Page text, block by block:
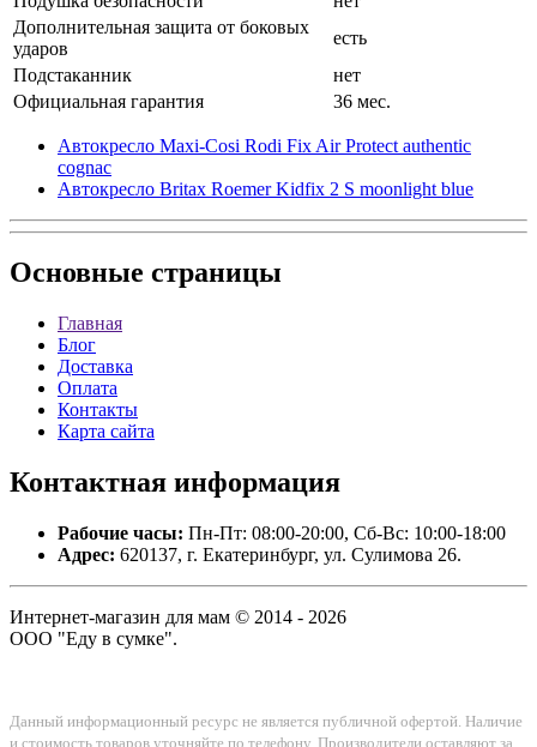
Дополнительная защита от боковых
ударов
есть
Подстаканник
нет
Официальная гарантия
36 мес.
Автокресло Maxi-Cosi Rodi Fix Air Protect authentic
cognac
Автокресло Britax Roemer Kidfix 2 S moonlight blue
Основные страницы
Главная
Блог
Доставка
Оплата
Контакты
Карта сайта
Контактная информация
Рабочие часы: Пн-Пт: 08:00-20:00, Сб-Вс: 10:00-18:00
Адрес: 620137, г. Екатеринбург, ул. Сулимова 26.
Интернет-магазин для мам © 2014 - 2026
ООО "Еду в сумке".
Данный информационный ресурс не является публичной офертой. Наличие
и стоимость товаров уточняйте по телефону. Производители оставляют за